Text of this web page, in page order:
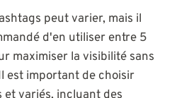
peut varier, mais il
d'en utiliser entre 5
maximiser la visibilité sans
est important de choisir
variés, incluant des